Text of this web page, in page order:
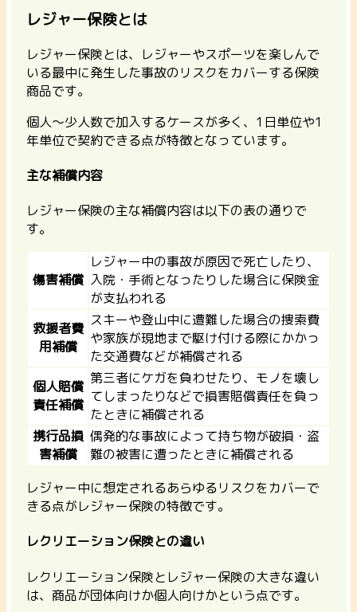
レジャー保険とは
レジャー保険とは、レジャーやスポーツを楽しんで
いる最中に発生した事故のリスクをカバーする保険
商品です。
個人〜少人数で加入するケースが多く、1日単位や1
年単位で契約できる点が特徴となっています。
主な補償内容
レジャー保険の主な補償内容は以下の表の通りで
す。
傷害補償
レジャー中の事故が原因で死亡したり、
入院・手術となったりした場合に保険金
が支払われる
救援者費
用補償
スキーや登山中に遭難した場合の捜索費
や家族が現地まで駆け付ける際にかかっ
た交通費などが補償される
個人賠償
責任補償
第三者にケガを負わせたり、モノを壊し
てしまったりなどで損害賠償責任を負っ
たときに補償される
携行品損
害補償
偶発的な事故によって持ち物が破損・盗
難の被害に遭ったときに補償される
レジャー中に想定されるあらゆるリスクをカバーで
きる点がレジャー保険の特徴です。
レクリエーション保険との違い
レクリエーション保険とレジャー保険の大きな違い
は、商品が団体向けか個人向けかという点です。